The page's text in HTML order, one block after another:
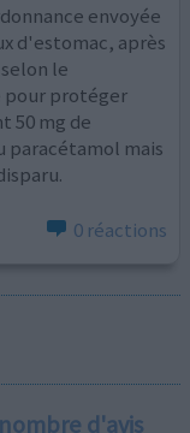
envoyée
d'estomac, après
le
pour protéger
50 mg de
paracétamol mais
0 réactions
d'avis